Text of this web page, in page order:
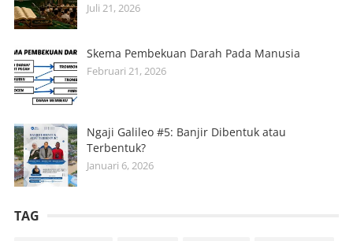
Juli 21, 2026
Skema Pembekuan Darah Pada Manusia
Februari 21, 2026
Ngaji Galileo #5: Banjir Dibentuk atau
Terbentuk?
Januari 6, 2026
TAG